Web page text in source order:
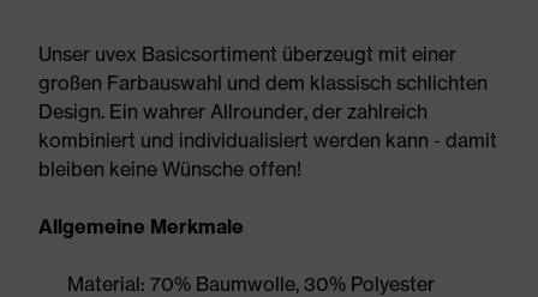
Unser uvex Basicsortiment überzeugt mit einer
großen Farbauswahl und dem klassisch schlichten
Design. Ein wahrer Allrounder, der zahlreich
kombiniert und individualisiert werden kann - damit
bleiben keine Wünsche offen!
Allgemeine Merkmale
Material: 70% Baumwolle, 30% Polyester